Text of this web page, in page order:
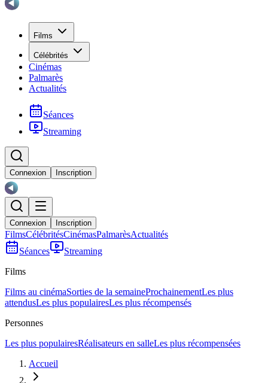
Films
Célébrités
Cinémas
Palmarès
Actualités
Séances
Streaming
Connexion Inscription
Connexion Inscription
FilmsCélébritésCinémasPalmarèsActualités
Séances
Streaming
Films
Films au cinémaSorties de la semaineProchainementLes plus
attendusLes plus populairesLes plus récompensés
Personnes
Les plus populairesRéalisateurs en salleLes plus récompensées
Accueil